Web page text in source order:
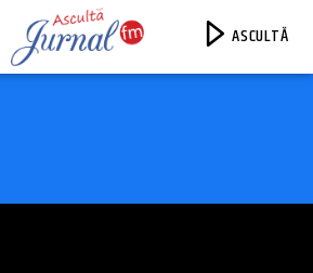
ASCULTĂ